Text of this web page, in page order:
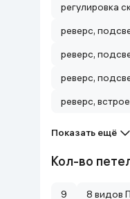
Дом и
Бытовая
регулировка
реверс,
реверс,
реверс,
реверс,
Показать ещё
Кол-во
9 8 видов